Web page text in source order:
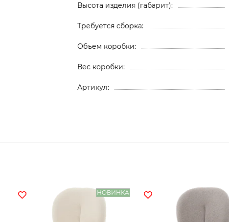
Высота изделия (габарит)
Требуется сборка
Объем коробки
Вес коробки
Артикул
НОВИНКА